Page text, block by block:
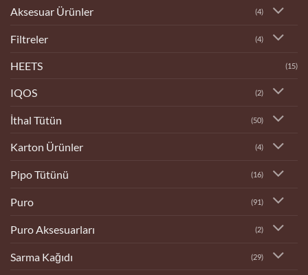
Aksesuar Ürünler (4)
Filtreler (4)
HEETS (15)
IQOS (2)
İthal Tütün (50)
Karton Ürünler (4)
Pipo Tütünü (16)
Puro (91)
Puro Aksesuarları (2)
Sarma Kağıdı (29)